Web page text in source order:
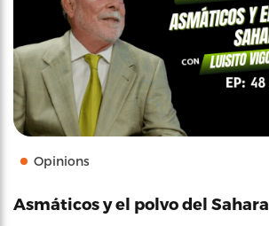
Opinions
Asmáticos y el polvo del Sahara